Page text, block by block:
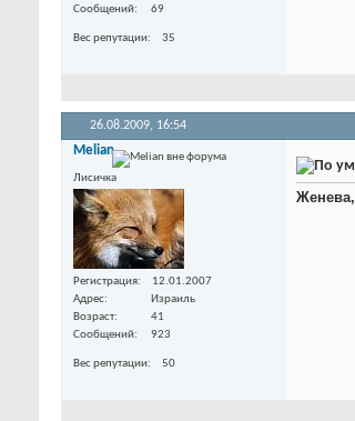
Сообщений
69
Вес репутации 35
26.08.2009, 16:54
Melian
Лисичка
Регистрация
12.01.2007
Адрес
Израиль
Возраст
41
Сообщений
923
Вес репутации 50
Женева,